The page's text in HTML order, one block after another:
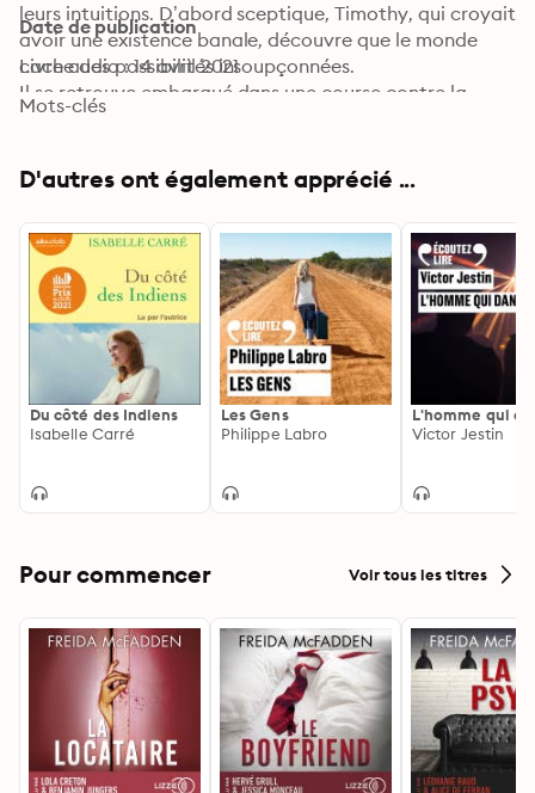
leurs intuitions. D’abord sceptique, Timothy, qui croyait
avoir une existence banale, découvre que le monde
cache des possibilités insoupçonnées.
Il se retrouve embarqué dans une course contre la
montre qui le conduit à apprivoiser ce pouvoir
montre la vie telle qu’elle est véritablement :
Date de publication
Livre audio : 14 avril 2021
Mots-clés
D'autres ont également apprécié ...
Du côté des Indiens
Isabelle Carré
Les Gens
Philippe Labro
L'homme qui
Victor Jestin
Pour commencer Voir tous les titres